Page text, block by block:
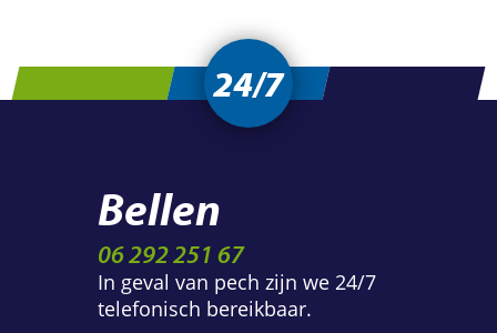
24/7
Bellen
06 292 251 67
In geval van pech zijn we 24/7
telefonisch bereikbaar.